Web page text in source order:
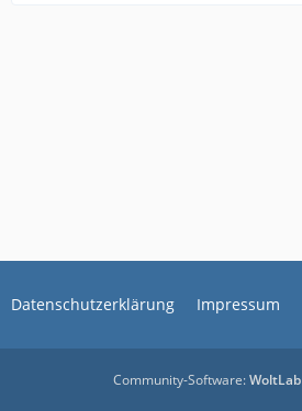
Datenschutzerklärung Impressum
Community-Software: